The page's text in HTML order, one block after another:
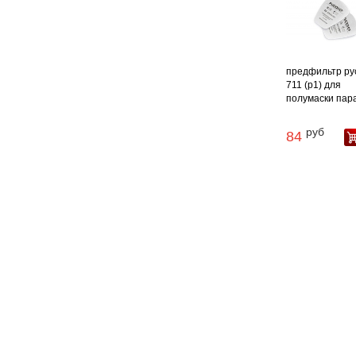
предфильтр
711 (р1) для
полумаски
84 руб